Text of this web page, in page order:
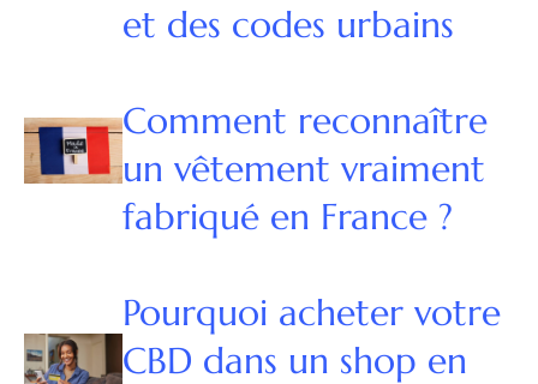
et des codes urbains
Comment reconnaître
un vêtement vraiment
fabriqué en France ?
Pourquoi acheter votre
CBD dans un shop en